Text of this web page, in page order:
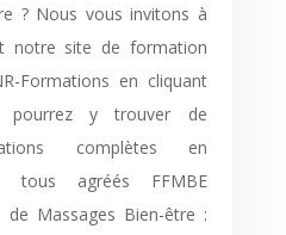
? Nous vous invitons à
notre site de formation
Formations en cliquant
y trouver de
complètes en
tous agréés FFMBE
de Massages Bien-être :